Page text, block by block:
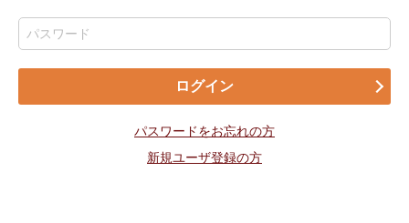
パスワードをお忘れの方
新規ユーザ登録の方